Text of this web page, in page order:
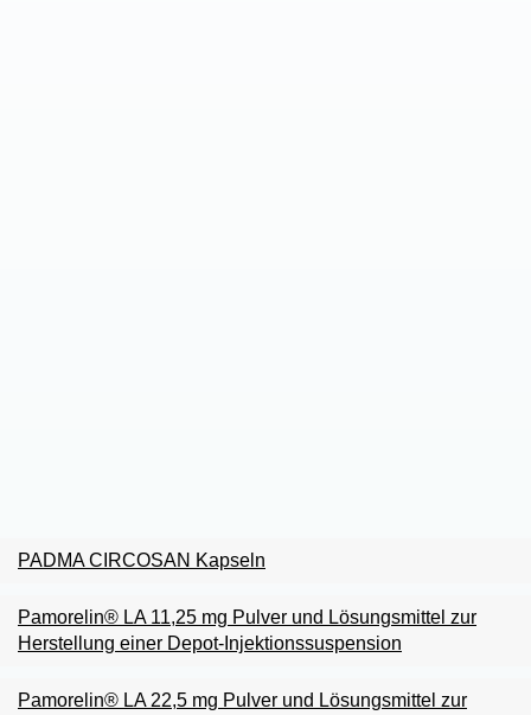
PADMA CIRCOSAN Kapseln
Pamorelin® LA 11,25 mg Pulver und Lösungsmittel zur
Herstellung einer Depot-Injektionssuspension
Pamorelin® LA 22,5 mg Pulver und Lösungsmittel zur